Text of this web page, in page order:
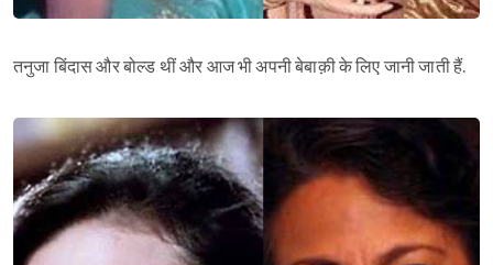
तनुजा बिंदास और बोल्ड थीं और आज भी अपनी बेबाक़ी के लिए जानी जाती हैं.